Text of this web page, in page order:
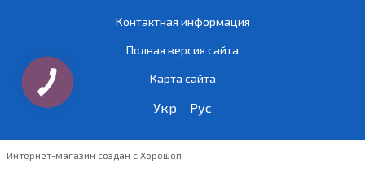
Контактная информация
Полная версия сайта
Карта сайта
Укр Рус
Интернет-магазин создан с Хорошоп